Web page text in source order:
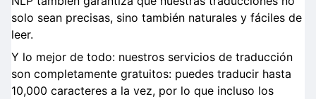
solo sean precisas, sino también naturales y fáciles de
leer.
Y lo mejor de todo: nuestros servicios de traducción
son completamente gratuitos: puedes traducir hasta
10,000 caracteres a la vez, por lo que incluso los